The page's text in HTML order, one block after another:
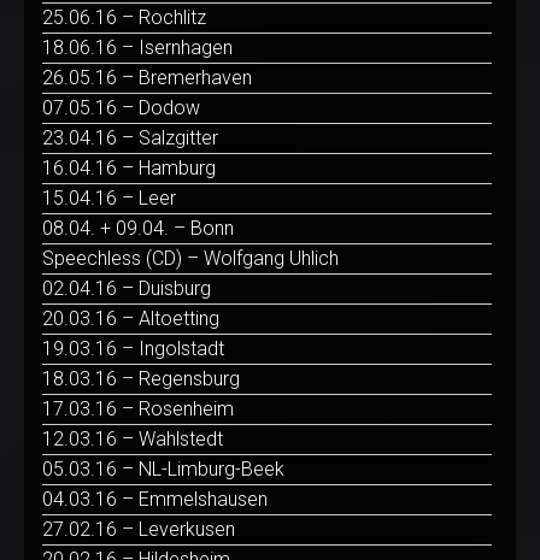
25.06.16 – Rochlitz
18.06.16 – Isernhagen
26.05.16 – Bremerhaven
07.05.16 – Dodow
23.04.16 – Salzgitter
16.04.16 – Hamburg
15.04.16 – Leer
08.04. + 09.04. – Bonn
Speechless (CD) – Wolfgang Uhlich
02.04.16 – Duisburg
20.03.16 – Altoetting
19.03.16 – Ingolstadt
18.03.16 – Regensburg
17.03.16 – Rosenheim
12.03.16 – Wahlstedt
05.03.16 – NL-Limburg-Beek
04.03.16 – Emmelshausen
27.02.16 – Leverkusen